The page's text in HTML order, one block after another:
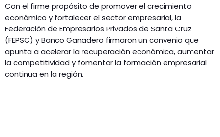
Con el firme propósito de promover el crecimiento
económico y fortalecer el sector empresarial, la
Federación de Empresarios Privados de Santa Cruz
(FEPSC) y Banco Ganadero firmaron un convenio que
apunta a acelerar la recuperación económica, aumentar
la competitividad y fomentar la formación empresarial
continua en la región.